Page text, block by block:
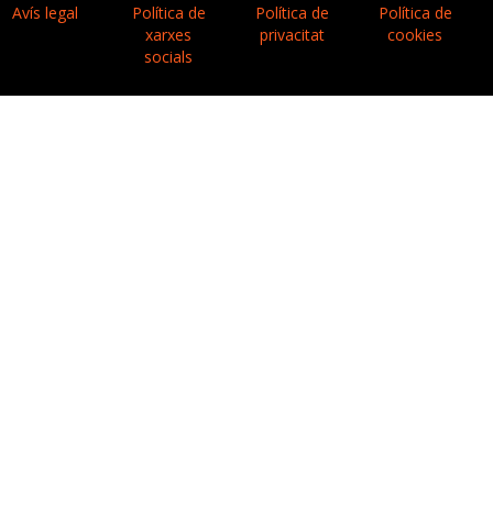
Avís legal
Política de
xarxes
socials
Política de
privacitat
Política de
cookies